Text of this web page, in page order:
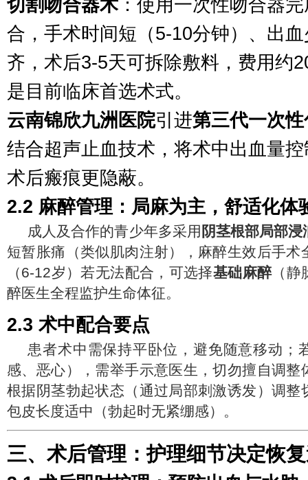
切割吻合器术：使用一次性吻合器
合，手术时间短（5-10分钟）、出
齐，术后3-5天可拆除敷料，费用约
是目前临床首选术式。
云南锦欣九洲医院引进第三代一次
结合超声止血技术，将术中出血量
术后瘢痕更隐蔽。
2.2 麻醉管理：局麻为主，舒适化体
成人及合作的青少年多采用 阴茎根部局部浸
短暂胀痛（类似肌肉注射），麻醉生效后手术
（6-12岁）若无法配合，可选择基础麻醉（静
醉医生全程监护生命体征。
2.3 术中配合要点
患者术中需保持平卧位，避免随意移动；
感、恶心），需举手示意医生，切勿擅自调整
根据阴茎勃起状态（通过局部刺激诱发）调整
包皮长度适中（勃起时无紧绷感）。
三、术后管理：护理细节决定恢